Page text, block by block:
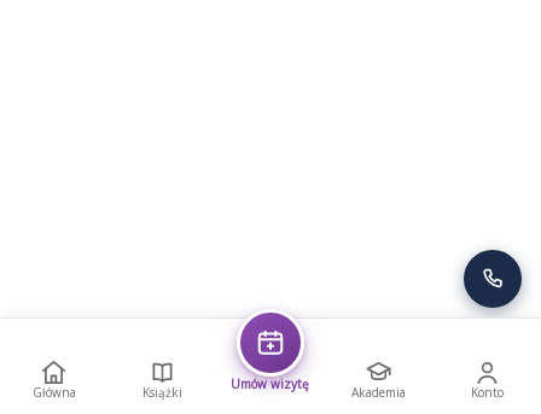
Główna Książki Umów wizytę Akademia Konto